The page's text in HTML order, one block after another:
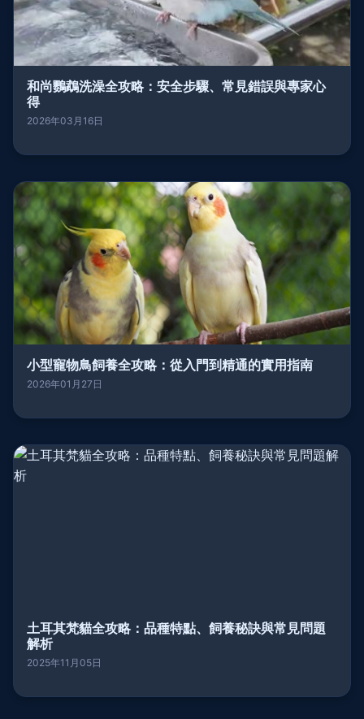
和尚鸚鵡洗澡全攻略：安全步驟、常見錯誤與專家心
得
2026年03月16日
小型寵物鳥飼養全攻略：從入門到精通的實用指南
2026年01月27日
土耳其梵貓全攻略：品種特點、飼養秘訣與常見問題
解析
2025年11月05日